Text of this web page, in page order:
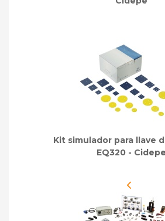
Kit simulador para llave
EQ320 - Cidepe